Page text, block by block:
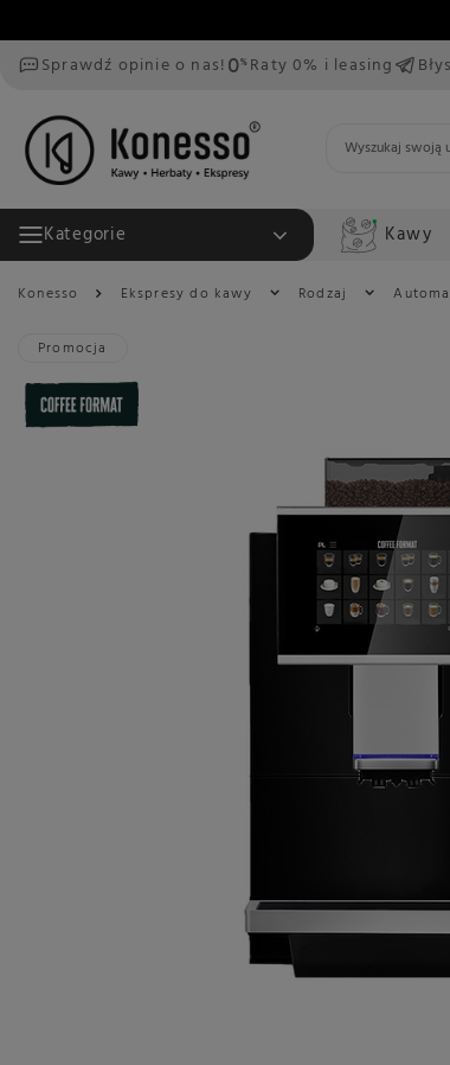
Sprawdź opinie o nas!
Raty 0% i leasing
Kategorie Kawy
Konesso Ekspresy do kawy Rodzaj
Promocja